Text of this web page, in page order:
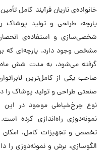
خانواده‌ی ناریان فرآیند کامل
پارچه، طراحی و تولید پوشاک
شخصی‌سازی و استفاده‌ی
مشخص وجود دارد. پارچه‌ای که
گرفته می‌شود، به مدت شش ماه
صاحب یکی از کامل‌ترین
صنعتی طراحی و تولید پوشاک را
نوع چرخ‌خیاطی موجود در
نمونه‌دوزی راه‌اندازی کرده
تخصص و تجهیزات کامل، امکان
الگوسازی، برش و نمونه‌دوزی را